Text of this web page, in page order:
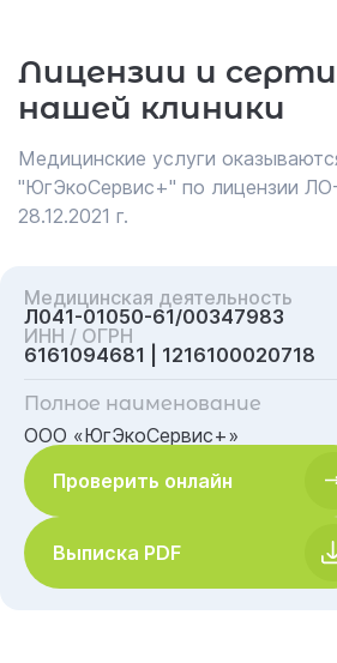
Лицензии и
нашей клиники
Медицинские услуги
"ЮгЭкоСервис+" по лицензии
28.12.2021 г.
Медицинская деятельность
Л041-01050-61/00347983
ИНН / ОГРН
6161094681 | 1216100020718
Полное наименование
ООО «ЮгЭкоСервис+»
Проверить онлайн
Выписка PDF